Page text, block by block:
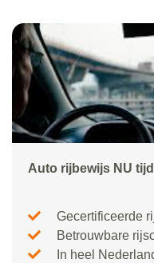
Auto rijbewijs NU
Gecertificeerde
Betrouwbare
In heel